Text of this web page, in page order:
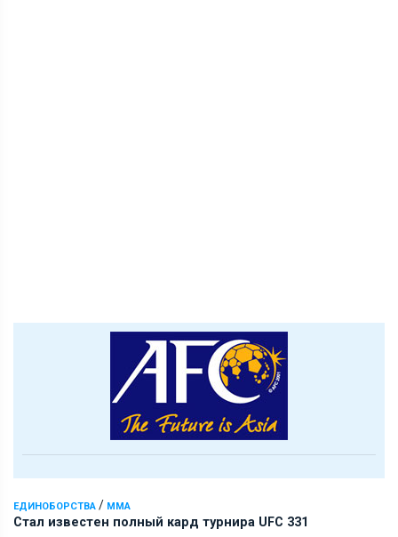
ЕДИНОБОРСТВА / ММА
Стал известен полный кард турнира UFC 331